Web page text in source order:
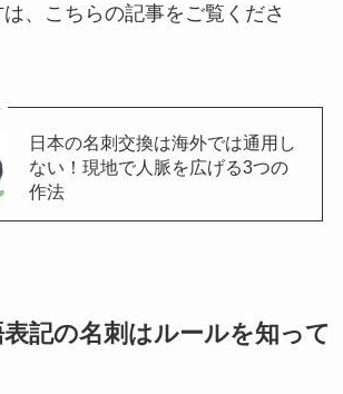
、こちらの記事をご覧くださ
日本の名刺交換は海外では通用し
ない！現地で人脈を広げる3つの
作法
記の名刺はルールを知って